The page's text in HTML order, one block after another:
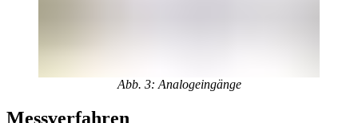
Abb. 3: Analogeingänge
Messverfahren